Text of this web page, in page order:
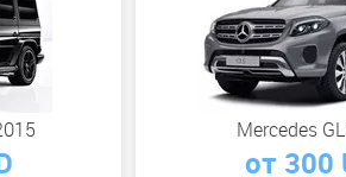
Mercedes
от 300